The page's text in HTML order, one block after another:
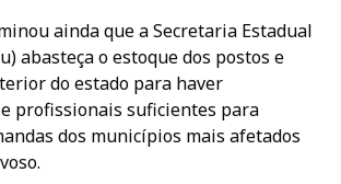
ainda que a Secretaria Estadual
abasteça o estoque dos postos e
do estado para haver
profissionais suficientes para
dos municípios mais afetados